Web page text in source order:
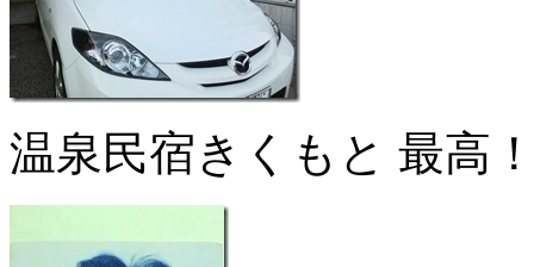
温泉民宿きくもと 最高